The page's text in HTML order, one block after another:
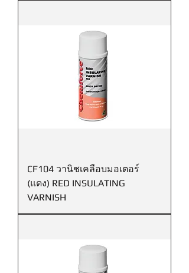
CF104 วานิชเคลือบมอเตอร์
(แดง) RED INSULATING
VARNISH